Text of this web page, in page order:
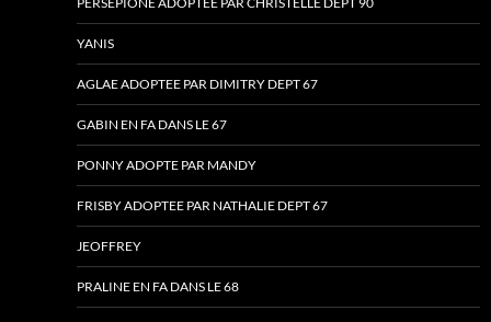
YANIS
AGLAE ADOPTEE PAR DIMITRY DEPT 67
GABIN EN FA DANS LE 67
PONNY ADOPTE PAR MANDY
FRISBY ADOPTEE PAR NATHALIE DEPT 67
JEOFFREY
PRALINE EN FA DANS LE 68